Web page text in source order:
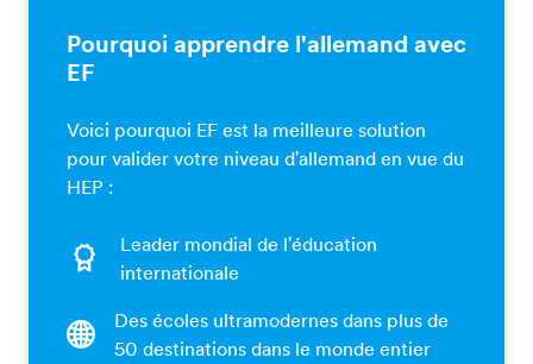
Pourquoi apprendre l'allemand avec
EF
Voici pourquoi EF est la meilleure solution
pour valider votre niveau d'allemand en vue du
HEP :
Leader mondial de l'éducation
internationale
Des écoles ultramodernes dans plus de
50 destinations dans le monde entier